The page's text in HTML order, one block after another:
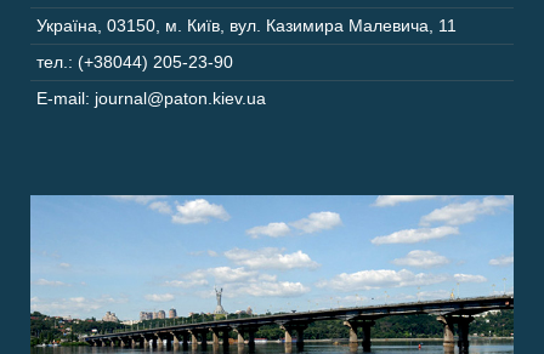
Україна 03150 м. Київ, вул. Казимира Малевича, 11
тел.: (+38044) 205-23-90
E-mail: journal@paton.kiev.ua